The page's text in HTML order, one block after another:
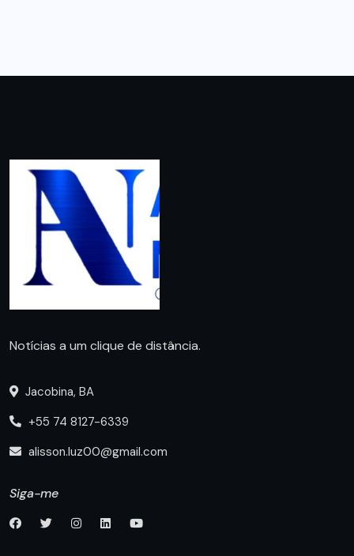
Notícias a um clique de distância.
Jacobina, BA
+55 74 8127-6339
alisson.luz00@gmail.com
Siga-me